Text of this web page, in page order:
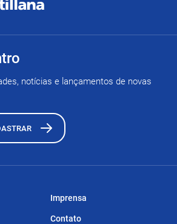
notícias e lançamentos de novas
Imprensa
Contato